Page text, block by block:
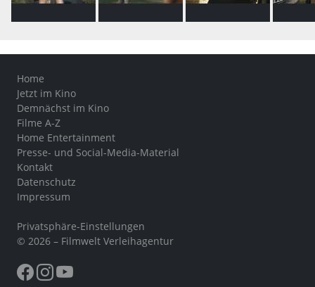
Home
Jetzt im Kino
Demnächst im Kino
Filme A-Z
Home Entertainment
Presse- und Social-Media-Material
Kontakt
Datenschutz
Impressum
Privatsphäre-Einstellungen
© 2026 – Filmwelt Verleihagentur